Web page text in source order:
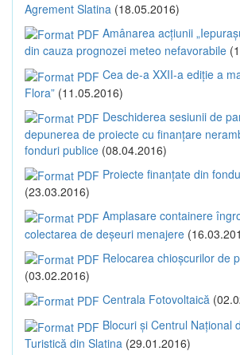
Agrement Slatina (18.05.2016)
Amânarea acțiunii
din cauza prognozei meteo nefavorabile
Cea de-a XXII-a ediție a
Flora” (11.05.2016)
Deschiderea sesiunii de
depunerea de proiecte cu finanțare
fonduri publice (08.04.2016)
Proiecte finanțate din
(23.03.2016)
Amplasare containere
colectarea de deșeuri menajere
Relocarea chioșcurilor de
(03.02.2016)
Centrala Fotovoltaică
Blocuri și Centrul Național
Turistică din Slatina (29.01.2016)